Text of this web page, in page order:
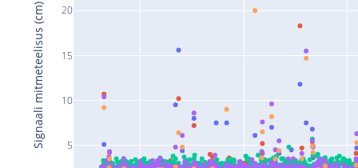
5
10
15
20
Signaali mitmeteelisus (cm)